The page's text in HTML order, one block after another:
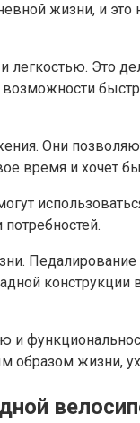
жизни, и
Это
Они
время и хочет
и
образом жизни,